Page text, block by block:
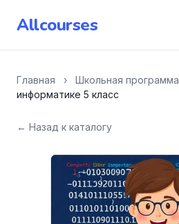
Allcourses
Главная › Школьная программа
информатике 5 класс
← Назад к каталогу